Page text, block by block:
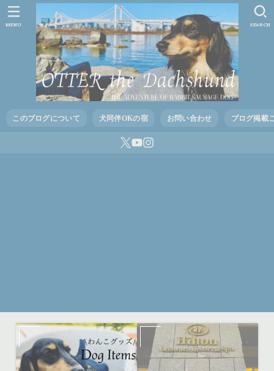
このブログについて 犬同伴OKの宿 お問い合わせ ブログ掲載
SEARCH
MENU